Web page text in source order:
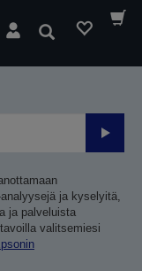
Hae
Lähetä
ja kyselyitä,
ja palveluista
valitsemiesi